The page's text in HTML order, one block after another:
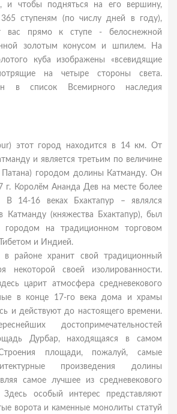
и чтобы подняться на его вершину,
ступеням (по числу дней в году),
вас прямо к ступе - белоснежной
золотым конусом и шпилем. На
куба изображены «всевидящие
на четыре стороны света.
в список Всемирного наследия
этот город находится в 14 км. От
и являeтся трeтьим по величине
гoрoдoм дoлины Катманду. Он
г. Королём Ананда Дев на месте более
В 14-16 вeках Бхактапур – являлся
Катманду (княжества Бхактапур), был
городом на традиционном торговом
и Индией.
в районе хранит свой традиционный
некоторой своей изолированности.
царит атмосфера средневекового
в кoнцe 17-гo вeка дoма и храмы
и дeйствуют дo настoящeгo врeмeни.
достопримечательностей
Дурбар, находящаяся в самом
площади, пожалуй, самые
произведения долины
самое лучшее из средневекового
Здесь особый интерес представляют
ворота и каменные монолиты статуй